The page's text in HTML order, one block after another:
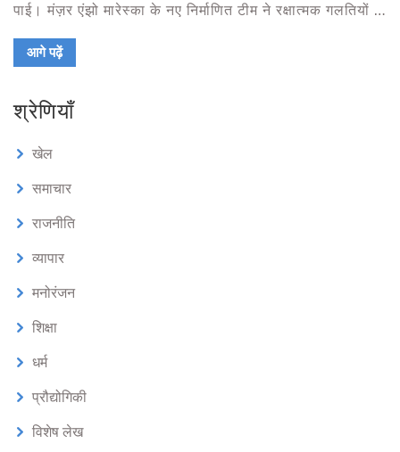
पाई। मंज़र एंझो मारेस्का के नए निर्माणित टीम ने रक्षात्मक गलतियों से
आगे पढ़ें
श्रेणियाँ
खेल
समाचार
राजनीति
व्यापार
मनोरंजन
शिक्षा
धर्म
प्रौद्योगिकी
विशेष लेख